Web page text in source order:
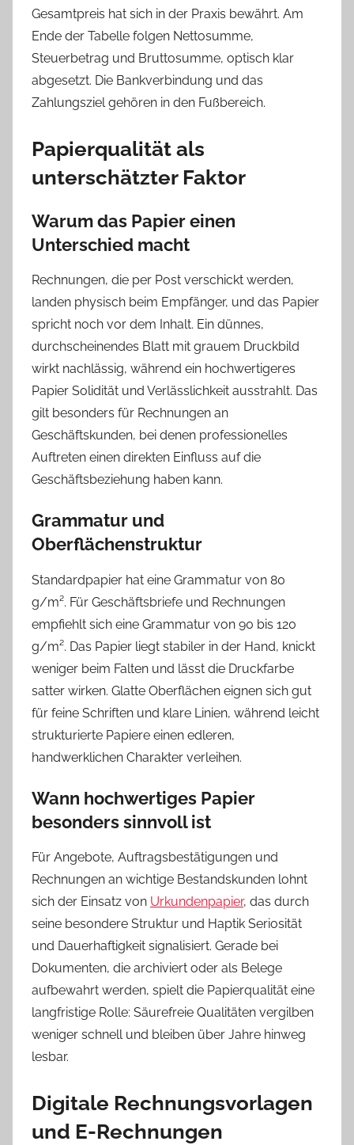
Gesamtpreis hat sich in der Praxis bewährt. Am
Ende der Tabelle folgen Nettosumme,
Steuerbetrag und Bruttosumme, optisch klar
abgesetzt. Die Bankverbindung und das
Zahlungsziel gehören in den Fußbereich.
Papierqualität als
unterschätzter Faktor
Warum das Papier einen
Unterschied macht
Rechnungen, die per Post verschickt werden,
landen physisch beim Empfänger, und das Papier
spricht noch vor dem Inhalt. Ein dünnes,
durchscheinendes Blatt mit grauem Druckbild
wirkt nachlässig, während ein hochwertigeres
Papier Solidität und Verlässlichkeit ausstrahlt. Das
gilt besonders für Rechnungen an
Geschäftskunden, bei denen professionelles
Auftreten einen direkten Einfluss auf die
Geschäftsbeziehung haben kann.
Grammatur und
Oberflächenstruktur
Standardpapier hat eine Grammatur von 80
g/m². Für Geschäftsbriefe und Rechnungen
empfiehlt sich eine Grammatur von 90 bis 120
g/m². Das Papier liegt stabiler in der Hand, knickt
weniger beim Falten und lässt die Druckfarbe
satter wirken. Glatte Oberflächen eignen sich gut
für feine Schriften und klare Linien, während leicht
strukturierte Papiere einen edleren,
handwerklichen Charakter verleihen.
Wann hochwertiges Papier
besonders sinnvoll ist
Für Angebote, Auftragsbestätigungen und
Rechnungen an wichtige Bestandskunden lohnt
sich der Einsatz von Urkundenpapier, das durch
seine besondere Struktur und Haptik Seriosität
und Dauerhaftigkeit signalisiert. Gerade bei
Dokumenten, die archiviert oder als Belege
aufbewahrt werden, spielt die Papierqualität eine
langfristige Rolle: Säurefreie Qualitäten vergilben
weniger schnell und bleiben über Jahre hinweg
lesbar.
Digitale Rechnungsvorlagen
und E-Rechnungen